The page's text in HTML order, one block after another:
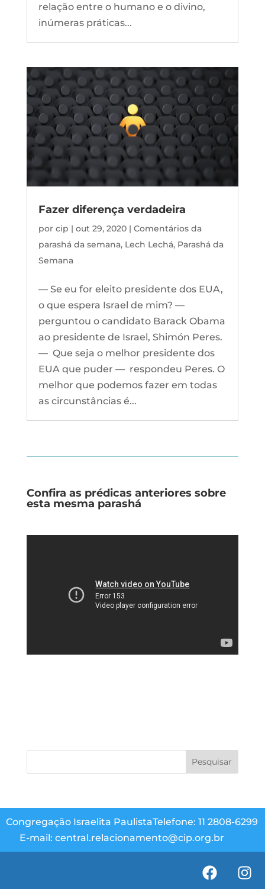
relação entre o humano e o divino,
inúmeras práticas...
Fazer diferença verdadeira
por cip | out 29, 2020| Comentários da
parashá da semana, Lech Lechá, Parashá da
Semana
— Se eu for eleito presidente dos EUA,
o que espera Israel de mim? —
perguntou o candidato Barack Obama
ao presidente de Israel, Shimón Peres.
— Que seja o melhor presidente dos
EUA que puder — respondeu Peres. O
melhor que podemos fazer em todas
as circunstâncias é...
Confira as prédicas anteriores sobre
esta mesma parashá
Congregação Israelita PaulistaTelefone: 11 2808-6299
E-mail: central.relacionamento@cip.org.br